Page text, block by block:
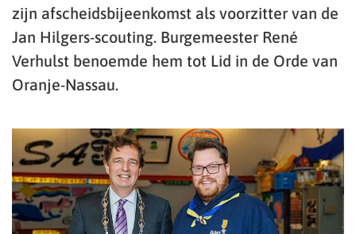
zijn afscheidsbijeenkomst als voorzitter van de
Jan Hilgers-scouting. Burgemeester René
Verhulst benoemde hem tot Lid in de Orde van
Oranje-Nassau.